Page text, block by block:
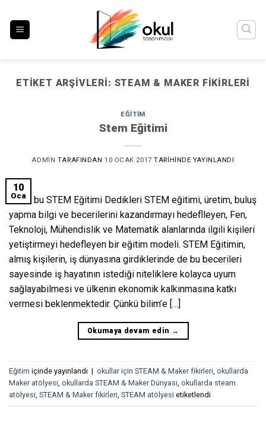
atla
ETIKET ARŞIVLERI: STEAM & MAKER FIKIRLERI
EĞITIM
Stem Eğitimi
ADMIN TARAFINDAN 10 OCAK 2017 TARIHINDE YAYINLANDI
10
Oca
Nedir bu STEM Eğitimi Dedikleri STEM eğitimi, üretim, buluş
yapma bilgi ve becerilerini kazandırmayı hedeflleyen, Fen,
Teknoloji, Mühendislik ve Matematik alanlarında ilgili kişileri
yetiştirmeyi hedefleyen bir eğitim modeli. STEM Eğitimin,
almış kişilerin, iş dünyasına girdiklerinde de bu becerileri
sayesinde iş hayatının istediği niteliklere kolayca uyum
sağlayabilmesi ve ülkenin ekonomik kalkınmasına katkı
vermesi beklenmektedir. Çünkü bilim’e […]
Okumaya devam edin →
Eğitim içinde yayınlandı | okullar için STEAM & Maker fikirleri okullarda
Maker atölyesi okullarda STEAM & Maker Dünyası okullarda steam
atölyesi STEAM & Maker fikirleri STEAM atölyesi etiketlendi